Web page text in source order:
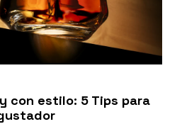
con estilo: 5 Tips para